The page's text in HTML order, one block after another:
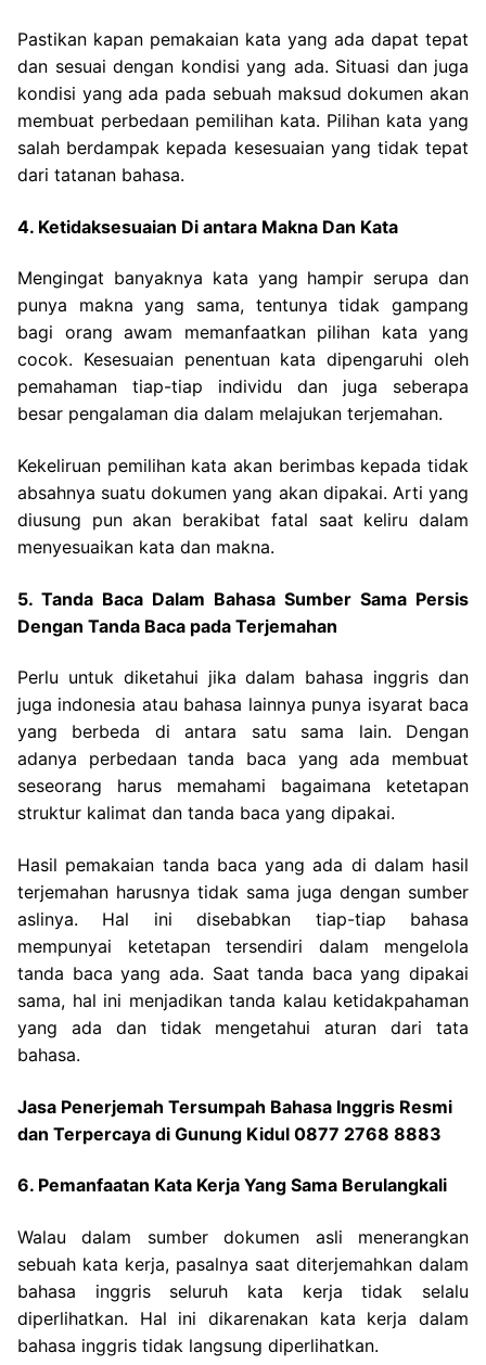
Pastikan kapan pemakaian kata yang ada dapat tepat
dan sesuai dengan kondisi yang ada. Situasi dan juga
kondisi yang ada pada sebuah maksud dokumen akan
membuat perbedaan pemilihan kata. Pilihan kata yang
salah berdampak kepada kesesuaian yang tidak tepat
dari tatanan bahasa.
4. Ketidaksesuaian Di antara Makna Dan Kata
Mengingat banyaknya kata yang hampir serupa dan
punya makna yang sama, tentunya tidak gampang
bagi orang awam memanfaatkan pilihan kata yang
cocok. Kesesuaian penentuan kata dipengaruhi oleh
pemahaman tiap-tiap individu dan juga seberapa
besar pengalaman dia dalam melajukan terjemahan.
Kekeliruan pemilihan kata akan berimbas kepada tidak
absahnya suatu dokumen yang akan dipakai. Arti yang
diusung pun akan berakibat fatal saat keliru dalam
menyesuaikan kata dan makna.
5. Tanda Baca Dalam Bahasa Sumber Sama Persis
Dengan Tanda Baca pada Terjemahan
Perlu untuk diketahui jika dalam bahasa inggris dan
juga indonesia atau bahasa lainnya punya isyarat baca
yang berbeda di antara satu sama lain. Dengan
adanya perbedaan tanda baca yang ada membuat
seseorang harus memahami bagaimana ketetapan
struktur kalimat dan tanda baca yang dipakai.
Hasil pemakaian tanda baca yang ada di dalam hasil
terjemahan harusnya tidak sama juga dengan sumber
aslinya. Hal ini disebabkan tiap-tiap bahasa
mempunyai ketetapan tersendiri dalam mengelola
tanda baca yang ada. Saat tanda baca yang dipakai
sama, hal ini menjadikan tanda kalau ketidakpahaman
yang ada dan tidak mengetahui aturan dari tata
bahasa.
Jasa Penerjemah Tersumpah Bahasa Inggris Resmi
dan Terpercaya di Gunung Kidul 0877 2768 8883
6. Pemanfaatan Kata Kerja Yang Sama Berulangkali
Walau dalam sumber dokumen asli menerangkan
sebuah kata kerja, pasalnya saat diterjemahkan dalam
bahasa inggris seluruh kata kerja tidak selalu
diperlihatkan. Hal ini dikarenakan kata kerja dalam
bahasa inggris tidak langsung diperlihatkan.